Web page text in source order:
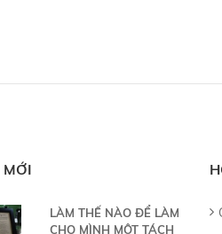
MỚI
LÀM THẾ NÀO ĐỂ LÀM
CHO MÌNH MỘT TÁCH